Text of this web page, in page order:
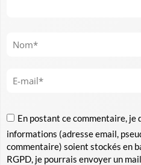
En postant ce commentaire, je
informations (adresse email,
commentaire) soient stockés en
RGPD, je pourrais envoyer un